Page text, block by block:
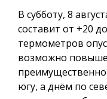
В субботу, 8
составит от +20
термометров
возможно
югу, а днём по